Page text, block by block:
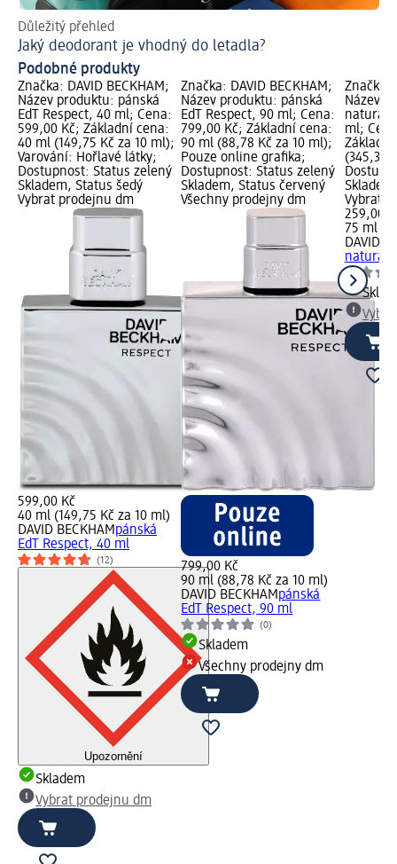
Důležitý přehled
Jaký deodorant je vhodný do letadla?
Podobné produkty
Značka: DAVID BECKHAM;
Název produktu: pánská
EdT Respect, 40 ml; Cena:
599,00 Kč; Základní cena:
40 ml (149,75 Kč za 10 ml);
Varování: Hořlavé látky;
Dostupnost: Status zelený
Skladem, Status šedý
Vybrat prodejnu dm
599,00 Kč
40 ml (149,75 Kč za 10 ml)
DAVID BECKHAMpánská
EdT Respect, 40 ml
(12)
Upozornění
Skladem
Vybrat prodejnu dm
Značka: DAVID BECKHAM;
Název produktu: pánská
EdT Respect, 90 ml; Cena:
799,00 Kč; Základní cena:
90 ml (88,78 Kč za 10 ml);
Pouze online grafika;
Dostupnost: Status zelený
Skladem, Status červený
Všechny prodejny dm
799,00 Kč
90 ml (88,78 Kč za 10 ml)
DAVID BECKHAMpánská
EdT Respect, 90 ml
(0)
Skladem
Všechny prodejny dm
Značka:
Název
natural
ml;
(345,33
Vybrat
259,00
75 ml
DAVID
natural